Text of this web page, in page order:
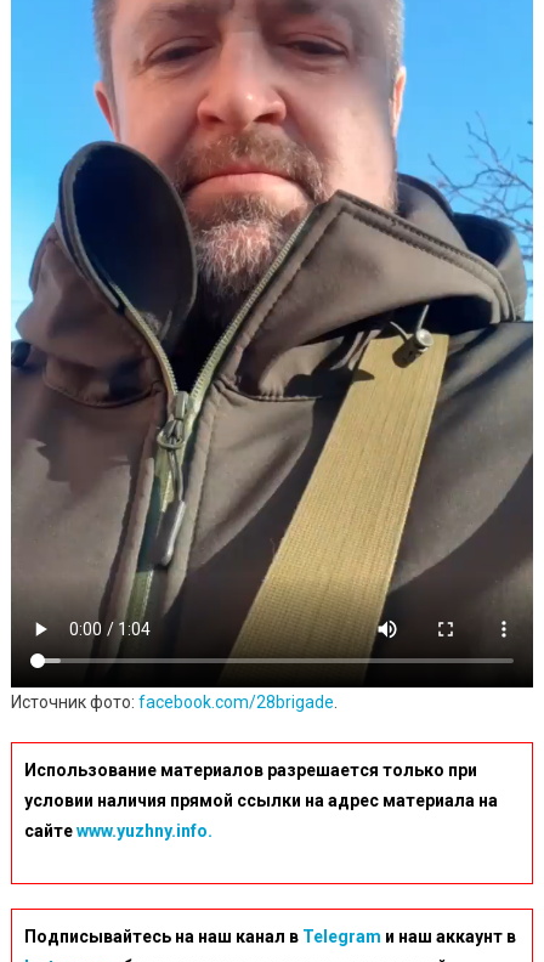
Источник фото: facebook.com/28brigade
Использование материалов разрешается только при
условии наличия прямой ссылки на адрес материала на
сайтеwww.yuzhny.info.
Подписывайтесь на наш канал в Telegram и наш аккаунт в